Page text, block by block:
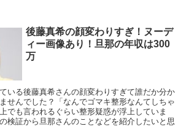
後藤真希の顔変わりすぎ！ヌーデ
ィー画像あり！旦那の年収は300
万
いる後藤真希さんの顔変わりすぎて誰だか分か
せんでした？「なんでゴマキ整形なんてしちゃ
でも言われるぐらい整形疑惑が浮上していま
検証から旦那さんのことなどを紹介したいと思